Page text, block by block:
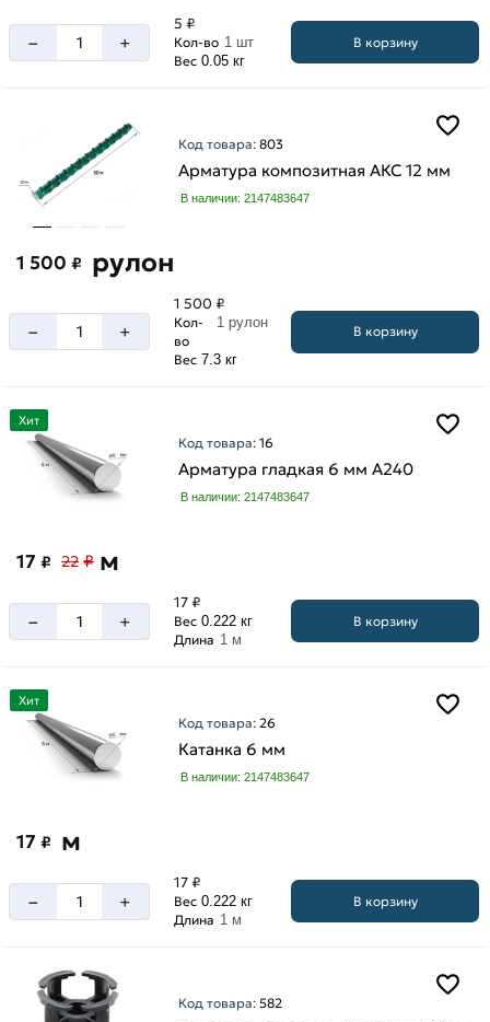
– +
5 ₽
Кол-во 1 шт
Вес 0.05 кг
В корзину
Код товара:803
Арматура композитная АКС 12 мм
В наличии: 2147483647
1 500 ₽ рулон
– +
1 500 ₽
Кол-
во
1 рулон
Вес 7.3 кг
В корзину
Хит
Код товара:16
Арматура гладкая 6 мм A240
В наличии: 2147483647
17 ₽ 22 ₽ м
– +
17 ₽
Вес 0.222 кг
Длина 1 м
В корзину
Хит
Код товара: 26
Катанка 6 мм
В наличии: 2147483647
17 ₽ м
– +
17 ₽
Вес 0.222 кг
Длина 1 м
В корзину
Код товара:582